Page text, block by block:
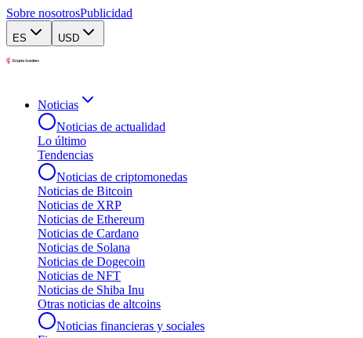
Sobre nosotrosPublicidad
ES USD
Noticias
Noticias de actualidad
Lo último
Tendencias
Noticias de criptomonedas
Noticias de Bitcoin
Noticias de XRP
Noticias de Ethereum
Noticias de Cardano
Noticias de Solana
Noticias de Dogecoin
Noticias de NFT
Noticias de Shiba Inu
Otras noticias de altcoins
Noticias financieras y sociales